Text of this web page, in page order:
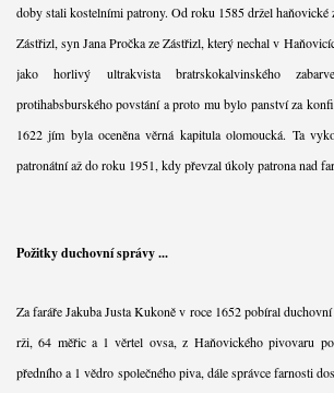
doby stali kostelními patrony. Od roku 1585 držel haňovické
Zástřizl, syn Jana Pročka ze Zástřizl, který nechal v
jako horlivý ultrakvista bratrskokalvinského
protihabsburského povstání a proto mu bylo panství za
1622 jím byla oceněna věrná kapitula olomoucká. Ta
patronátní až do roku 1951, kdy převzal úkoly patrona nad
Požitky duchovní správy ...
Za faráře Jakuba Justa Kukoně v roce 1652 pobíral
rži, 64 měřic a 1 věrtel ovsa, z Haňovického pivovaru
předního a 1 vědro společného piva, dále správce farnosti